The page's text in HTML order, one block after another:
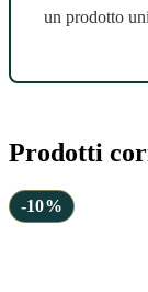
un prodotto
Prodotti
-10%